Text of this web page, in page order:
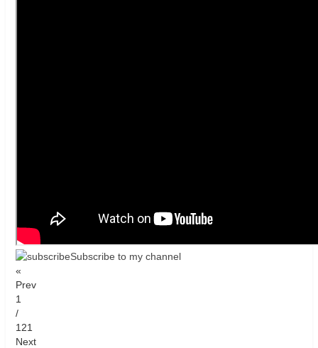
Subscribe to my channel
«
Prev
1
/
121
Next